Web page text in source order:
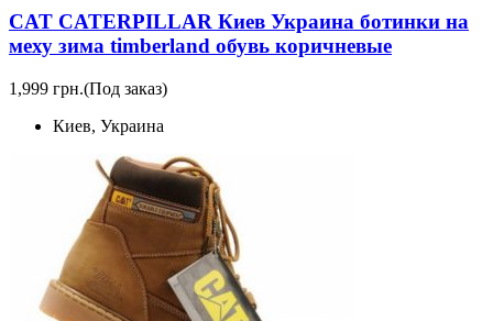
CAT CATERPILLAR Киев Украина ботинки на
меху зима timberland обувь коричневые
1,999 грн.(Под заказ)
Киев, Украина